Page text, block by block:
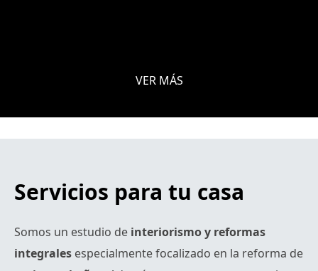
VER MÁS
Servicios para tu casa
Somos un estudio de interiorismo y reformas
integrales especialmente focalizado en la reforma de